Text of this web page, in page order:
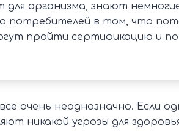
для организма, знают
потребителей в том, что
пройти сертификацию и
очень неоднозначно. Если
никакой угрозы для